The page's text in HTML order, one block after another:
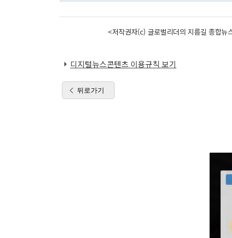
<저작권자(c) 글로벌리더의 지름길 종합
디지털뉴스콘텐츠 이용규칙 보기
뒤로가기